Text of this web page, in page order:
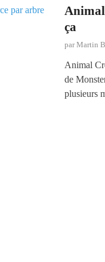
Animal
ça
parMartin
Animal
de
plusieurs